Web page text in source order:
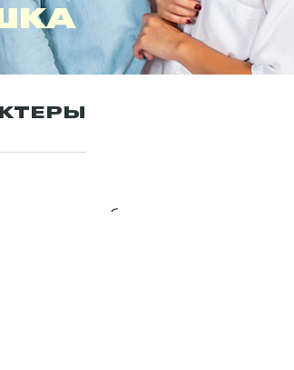
с детства любила просыпаться,
запутанная, но прекрасная
сайте ТЕТ.